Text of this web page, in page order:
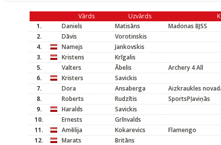
Vārds Uzvārds
1.
Daniels Matisāns
Madonas BJSS
2.
Dāvis
Vorotinskis
4.
Namejs
Jankovskis
3.
Kristens
Krīgalis
5.
Valters Ābelis
Archery 4 All
6.
Kristers
Savickis
7.
Dora Ansaberga
Aizkraukles
8.
Roberts Rudzītis
SportsPļaviņās
9.
Haralds
Savickis
10.
Ernests
Grīnvalds
11.
Amēlija Kokarevics
Flamengo
12.
Marats
Britāns